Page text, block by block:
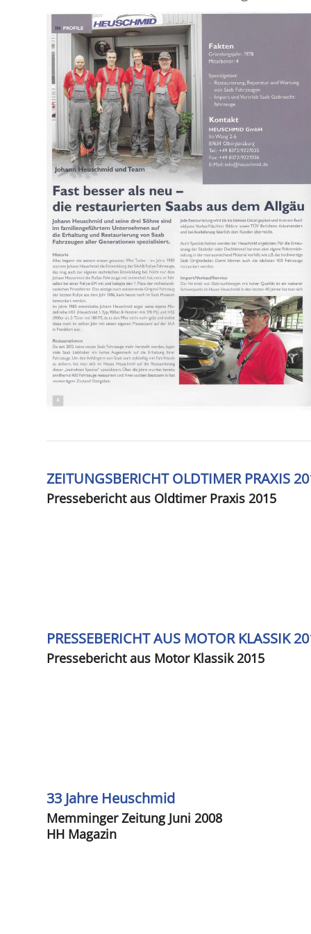
ZEITUNGSBERICHT OLDTIMER PRAXIS
Pressebericht aus Oldtimer Praxis 2015
PRESSEBERICHT AUS MOTOR KLASSIK
Pressebericht aus Motor Klassik 2015
33 Jahre Heuschmid
Memminger Zeitung Juni 2008
HH Magazin